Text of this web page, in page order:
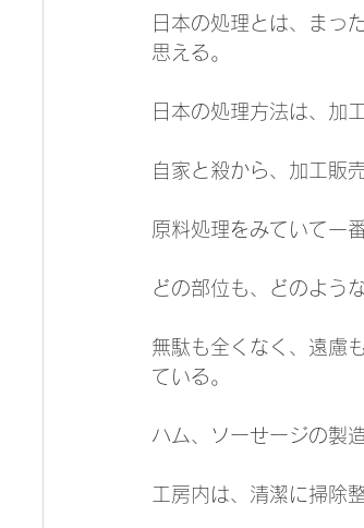
日本の処理とは、まっ
思える。
日本の処理方法は、加
自家と殺から、加工販
原料処理をみていて一
どの部位も、どのよう
無駄も全くなく、遠慮
ている。
ハム、ソーせージの製
工房内は、清潔に掃除